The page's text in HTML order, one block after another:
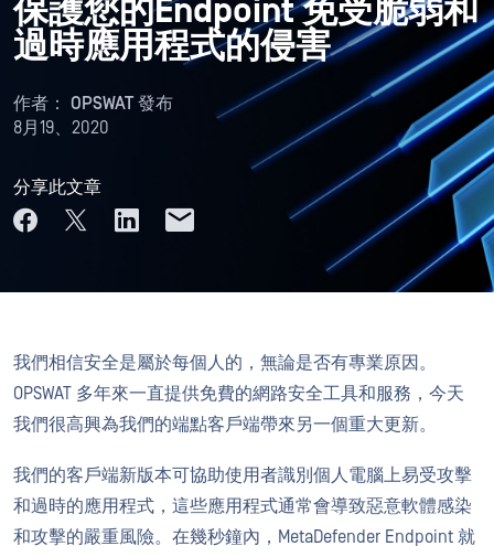
保護您的Endpoint 免受脆弱和
過時應用程式的侵害
作者： OPSWAT 發布
8月19、2020
分享此文章
我們相信安全是屬於每個人的，無論是否有專業原因。
OPSWAT 多年來一直提供免費的網路安全工具和服務，今天
我們很高興為我們的端點客戶端帶來另一個重大更新。
我們的客戶端新版本可協助使用者識別個人電腦上易受攻擊
和過時的應用程式，這些應用程式通常會導致惡意軟體感染
和攻擊的嚴重風險。在幾秒鐘內，MetaDefender Endpoint 就